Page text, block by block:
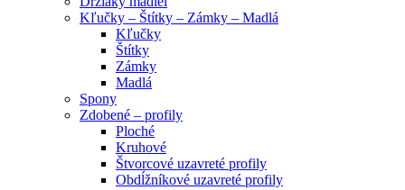
Kľučky – Štítky – Zámky – Madlá
Kľučky
Štítky
Zámky
Madlá
Spony
Zdobené – profily
Ploché
Kruhové
Štvorcové uzavreté profily
Obdĺžníkové uzavreté profily